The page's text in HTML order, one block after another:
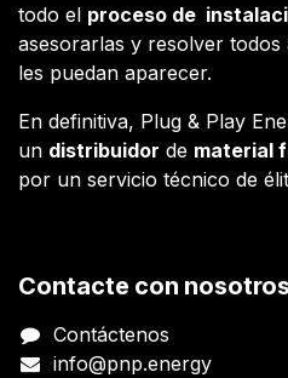
todo el proceso de
asesorarlas y resolver
les puedan aparecer.
En definitiva, Plug & Play
un distribuidor de material
por un servicio técnico de
Contacte con nosotros
Contáctenos
info@pnp.energy